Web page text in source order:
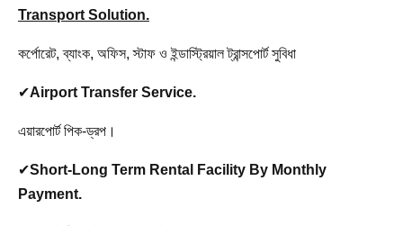
Transport Solution.
কর্পোরেট, ব্যাংক, অফিস, স্টাফ ও ইন্ডাস্ট্রিয়াল ট্রান্সপোর্ট সুবিধা
✔Airport Transfer Service.
এয়ারপোর্ট পিক-ড্রপ।
✔Short-Long Term Rental Facility By Monthly
Payment.